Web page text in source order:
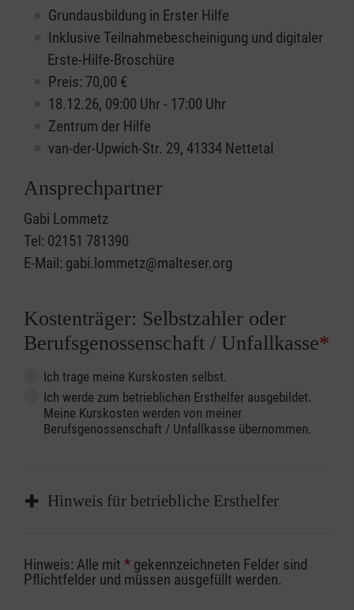
Grundausbildung in Erster Hilfe
Inklusive Teilnahmebescheinigung und digitaler
Erste-Hilfe-Broschüre
Preis: 70,00 €
18.12.26, 09:00 Uhr - 17:00 Uhr
Zentrum der Hilfe
van-der-Upwich-Str. 29, 41334 Nettetal
Ansprechpartner
Gabi Lommetz
Tel: 02151 781390
E-Mail: gabi.lommetz@malteser.org
Kostenträger: Selbstzahler oder
Berufsgenossenschaft / Unfallkasse*
Ich trage meine Kurskosten selbst.
Ich werde zum betrieblichen Ersthelfer ausgebildet.
Meine Kurskosten werden von meiner
Berufsgenossenschaft / Unfallkasse übernommen.
Hinweis für betriebliche Ersthelfer
Sofern Sie ein Kostenübernahmeverfahren
Ihrer Berufsgenossenschaft / Unfallkasse
Hinweis: Alle mit * gekennzeichneten Felder sind
Pflichtfelder und müssen ausgefüllt werden.